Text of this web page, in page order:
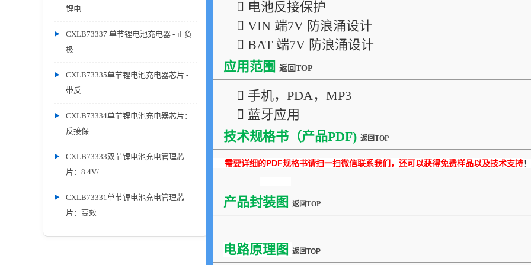
锂电
CXLB73337 单节锂电池充电器 - 正负
极
CXLB73335单节锂电池充电器芯片 -
带反
CXLB73334单节锂电池充电器芯片：
反接保
CXLB73333双节锂电池充电管理芯
片：8.4V/
CXLB73331单节锂电池充电管理芯
片：高效
 电池反接保护
 VIN 端7V 防浪涌设计
 BAT 端7V 防浪涌设计
应用范围 返回TOP
 手机，PDA，MP3
 蓝牙应用
技术规格书（产品PDF) 返回TOP
需要详细的PDF规格书请扫一扫微信联系我们，还可以获得免费样品以及技术支持！
产品封装图 返回TOP
电路原理图 返回TOP